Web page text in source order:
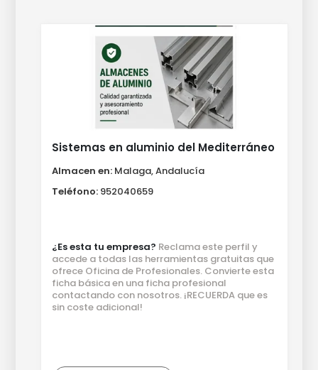
Sistemas en aluminio del Mediterráneo
Almacen en: Malaga, Andalucía
Teléfono: 952040659
¿Es esta tu empresa? Reclama este perfil y
accede a todas las herramientas gratuitas que
ofrece Oficina de Profesionales. Convierte esta
ficha básica en una ficha profesional
contactando con nosotros. ¡RECUERDA que es
sin coste adicional!